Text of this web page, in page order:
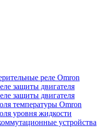
реле Omron
защиты двигателя
защиты двигателя
температуры Omron
уровня жидкости
устройства